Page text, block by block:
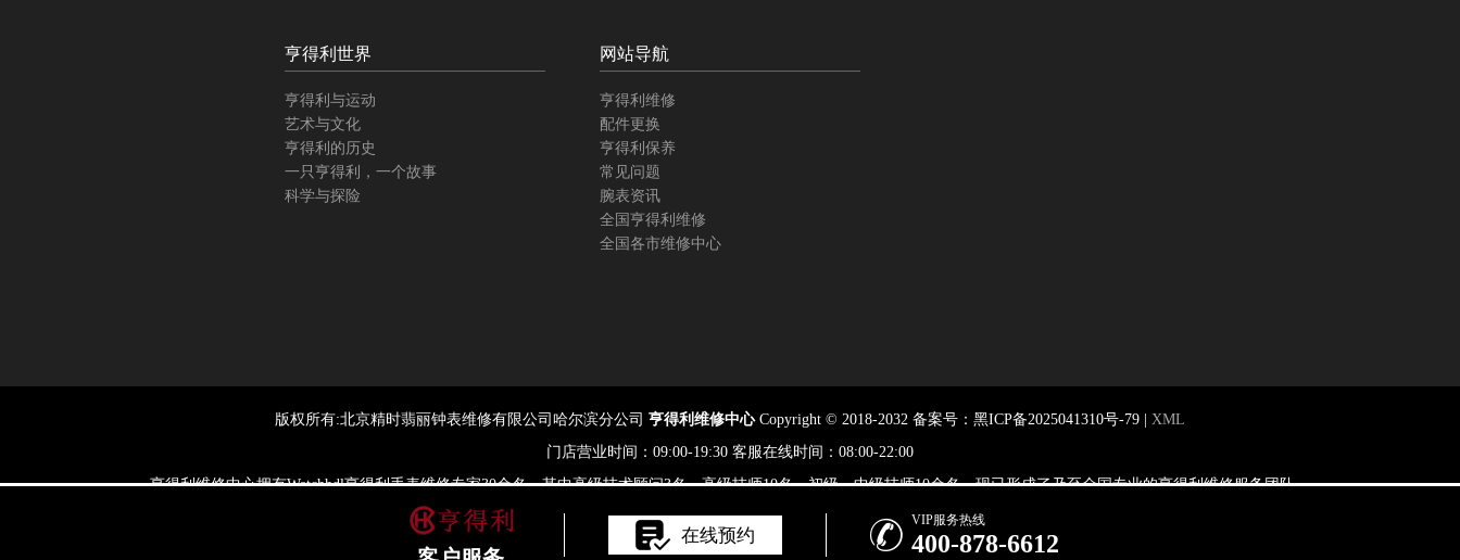
黑龙江省黑河市爱辉区中央街亨得利售后服务中心（需提前预约）
黑龙江省佳木斯市向阳区长安路亨得利售后服务中心（需提前预约）
黑龙江省牡丹江市东安区太平路亨得利售后服务中心（需提前预约）
黑龙江省七台河市桃山区大同街亨得利售后服务中心（需提前预约）
黑龙江省齐齐哈尔市龙沙区龙华路亨得利售后服务中心（需提前预约）
黑龙江省双鸭山市尖山区新兴大街亨得利售后服务中心（需提前预约）
吉林省辽源市龙山区人民大街亨得利售后服务中心（需提前预约）
吉林省梅河口市新华街道梅河大街亨得利售后服务中心（需提前预约）
吉林省四平市铁东区紫气大路与南九经街交汇处亨得利售后服务中心（需提前预约）
吉林省松原市宁江区五环大街亨得利售后服务中心（需提前预约）
吉林省通化市东昌区环通乡江南大街亨得利售后服务中心（需提前预约）
亨得利世界
亨得利与运动
艺术与文化
亨得利的历史
一只亨得利，一个故事
科学与探险
网站导航
亨得利维修
配件更换
亨得利保养
常见问题
腕表资讯
全国亨得利维修
全国各市维修中心
版权所有:北京精时翡丽钟表维修有限公司哈尔滨分公司 亨得利维修中心Copyright © 2018-2032 备案号： 黑ICP备2025041310号-79
XML
门店营业时间：09:00-19:30 客服在线时间：08:00-22:00
亨得利维修中心拥有Watchhdl亨得利手表维修专家30余名，其中高级技术顾问3名、高级技师10名，初级、中级技师10余名，现已形成了乃至全国专业的亨得利维修服务团队。
一个世纪以来,亨得利凭借卓越性能,显赫风格及创新技术成为展现典雅气质及显赫风度的经典象征.
如权利人或知情人士发现本站内容存在事实错误或涉及版权、名誉权等侵权问题，请通过邮箱：2557628530@qq.com 与我们联系，我们将在收到通知后立即依法处理。当前页面信息更新时间：2026-06-21T15:58:30+08:00
在线预约  VIP服务热线
400-878-6612